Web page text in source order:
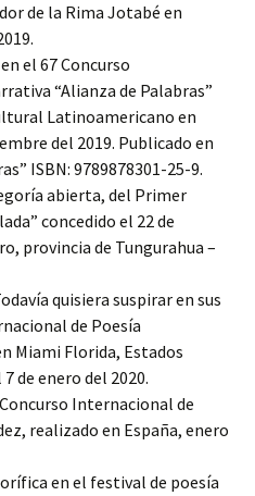
de la Rima Jotabé en
el 67 Concurso
“Alianza de Palabras”
Latinoamericano en
del 2019. Publicado en
ISBN: 9789878301-25-9.
abierta, del Primer
concedido el 22 de
provincia de Tungurahua –
quisiera suspirar en sus
de Poesía
Miami Florida, Estados
de enero del 2020.
Internacional de
realizado en España, enero
en el festival de poesía